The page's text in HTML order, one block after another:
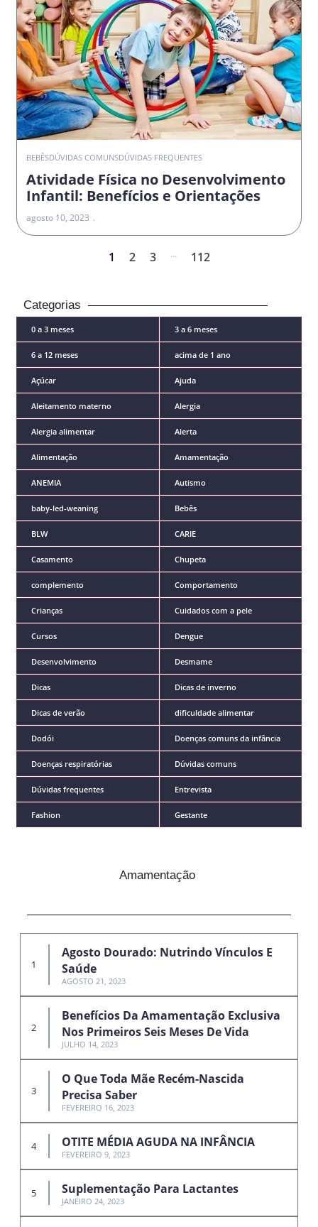
BEBÊSDÚVIDAS COMUNSDÚVIDAS FREQUENTES
Atividade Física no Desenvolvimento
Infantil: Benefícios e Orientações
agosto 10, 2023
1 2 3 ... 112
Categorias
0 a 3 meses 3 a 6 meses
6 a 12 meses acima de 1 ano
Açúcar Ajuda
Aleitamento materno Alergia
Alergia alimentar Alerta
Alimentação Amamentação
ANEMIA Autismo
baby-led-weaning Bebês
BLW CARIE
Casamento Chupeta
complemento Comportamento
Crianças Cuidados com a pele
Cursos Dengue
Desenvolvimento Desmame
Dicas Dicas de inverno
Dicas de verão dificuldade alimentar
Dodói Doenças comuns da infância
Doenças respiratórias Dúvidas comuns
Dúvidas frequentes Entrevista
Fashion Gestante
Amamentação
Agosto Dourado: Nutrindo Vínculos E
Saúde
AGOSTO 21, 2023
Benefícios Da Amamentação Exclusiva
Nos Primeiros Seis Meses De Vida
JULHO 14, 2023
O Que Toda Mãe Recém-Nascida
Precisa Saber
FEVEREIRO 16, 2023
OTITE MÉDIA AGUDA NA INFÂNCIA
FEVEREIRO 9, 2023
Suplementação Para Lactantes
JANEIRO 24, 2023